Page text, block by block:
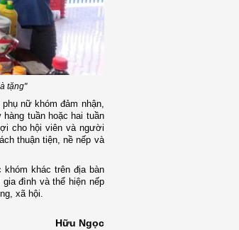
tặng"
nữ khóm đảm nhận,
tuần hoặc hai tuần
cho hội viên và người
thuận tiện, nề nếp và
khác trên địa bàn
đình và thể hiện nếp
xã hội.
Hữu Ngọc